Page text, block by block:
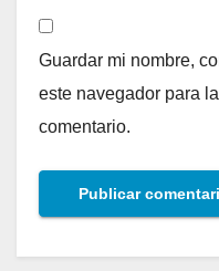
Guardar mi nombre,
este navegador para
comentario.